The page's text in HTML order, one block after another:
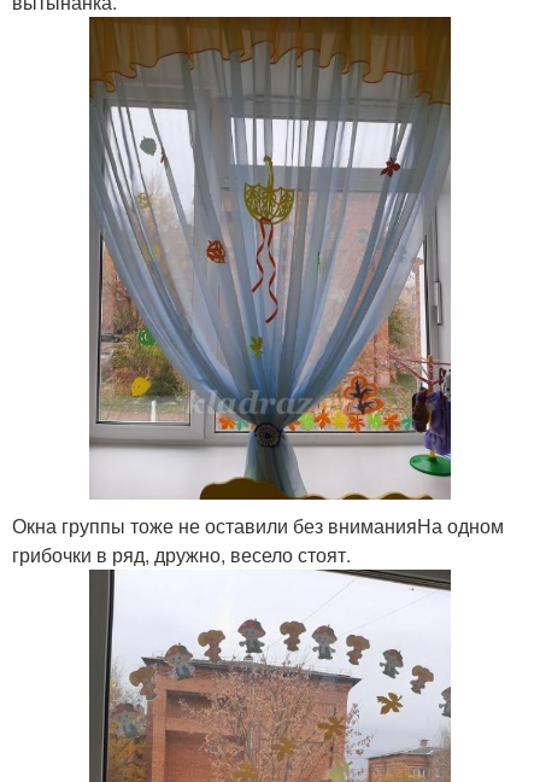
Окна группы тоже не оставили без вниманияНа одном
грибочки в ряд, дружно, весело стоят.